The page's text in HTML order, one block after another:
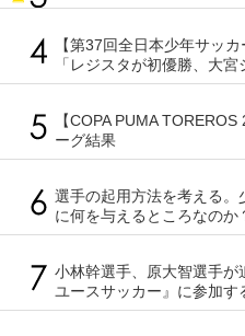
【第37回全日本少年サッ
「レジスタが初優勝、大宮
【COPA PUMA
ーグ結果
選手の起用方法を考える。
に何を与えるところなのか
小林幹選手、原大智選手が
ユースサッカー』に参加